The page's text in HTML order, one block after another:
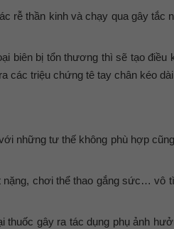
rễ thần kinh và chạy qua gây tắc
biên bị tổn thương thì sẽ tạo điều
các triệu chứng tê tay chân kéo
những tư thế không phù hợp
chơi thể thao gắng sức… vô
thuốc gây ra tác dụng phụ ảnh